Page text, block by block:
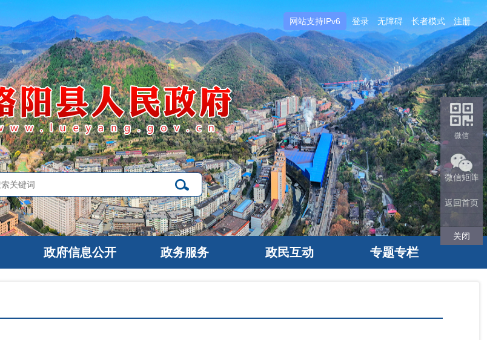
网站支持IPv6 登录 无障碍 长者模式 注册
政府信息公开 政务服务 政民互动 专题专栏
微信
微信矩阵
返回首页
关闭